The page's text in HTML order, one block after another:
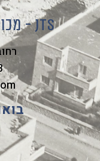
מכון שוקן למחקר היהדות - JTS
רחוב